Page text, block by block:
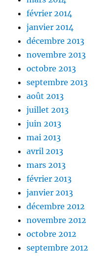
février 2014
janvier 2014
décembre 2013
novembre 2013
octobre 2013
septembre 2013
août 2013
juillet 2013
juin 2013
mai 2013
avril 2013
mars 2013
février 2013
janvier 2013
décembre 2012
novembre 2012
octobre 2012
septembre 2012